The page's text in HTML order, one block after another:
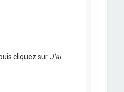
cliquez sur J’ai